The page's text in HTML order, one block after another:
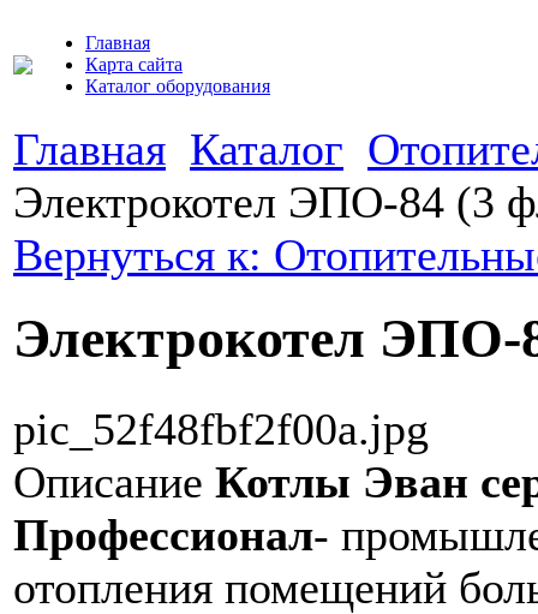
Главная
Карта сайта
Каталог оборудования
Главная Каталог
Электрокотел ЭПО-84 (3
Вернуться к:
Электрокотел ЭПО-
pic_52f48fbf2f00a.jpg
Описание Котлы Эван
Профессионал-
отопления помещений